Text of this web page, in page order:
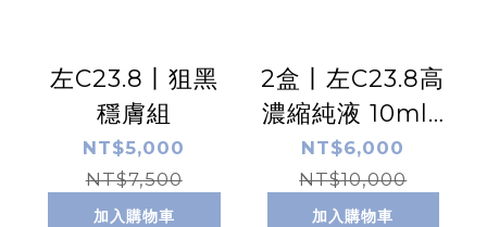
左C23.8丨狙黑
穩膚組
NT$5,000
NT$7,500
加入購物車
2盒丨左C23.8高
濃縮純液 10ml /
盒 x2
NT$6,000
NT$10,000
加入購物車